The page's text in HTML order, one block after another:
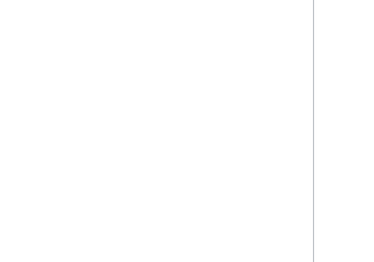
الاطّلاع على محتوى "استكشاف"
المزيد من واجهات برمجة